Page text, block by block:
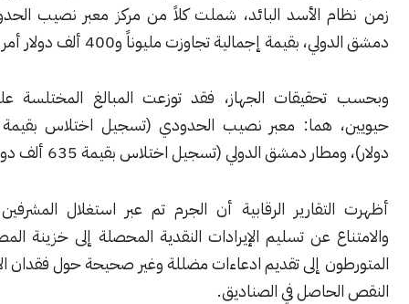
الأسد البائد، شملت كلاً من مركز معبر نصيب الحدودي ومطار
بقيمة إجمالية تجاوزت مليوناً و400 ألف دولار أمريكي.
الجهاز، فقد توزعت المبالغ المختلسة على موقعين
حيويين، هما: معبر نصيب الحدودي (تسجيل اختلاس بقيمة 800 ألف
دمشق الدولي (تسجيل اختلاس بقيمة 635 ألف دولار).
الرقابية أن الجرم تم عبر استغلال المشرفين لمناصبهم
عن تسليم الإيرادات النقدية المحصلة إلى خزينة المصرف. وعمد
إلى تقديم ادعاءات مضللة وغير صحيحة حول فقدان الأموال لتبرير
في الصناديق.